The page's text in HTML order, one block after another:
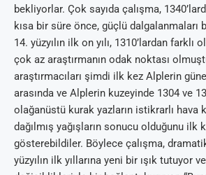
bekliyorlar. Çok sayıda çalışma,
kısa bir süre önce, güçlü dalgalanmaları
14. yüzyılın ilk on yılı, 1310’lardan farklı
çok az araştırmanın odak noktası
araştırmacıları şimdi ilk kez Alplerin
arasında ve Alplerin kuzeyinde 1304 ve
olağanüstü kurak yazların istikrarlı hava
dağılmış yağışların sonucu olduğunu ilk
gösterebildiler. Böylece çalışma,
yüzyılın ilk yıllarına yeni bir ışık tutuyor